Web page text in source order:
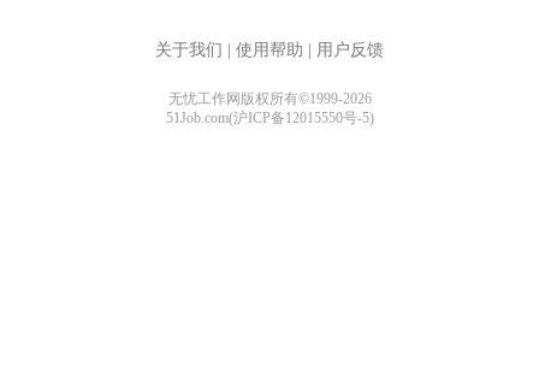
关于我们 使用帮助 用户反馈
无忧工作网版权所有©1999-2026
51Job.com(沪ICP备12015550号-5)